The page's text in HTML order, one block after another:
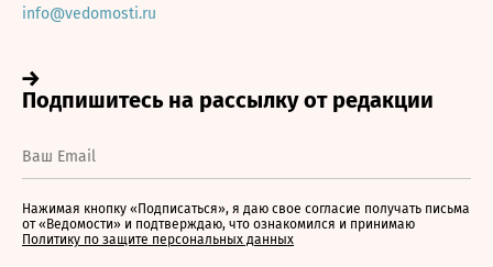
info@vedomosti.ru
Нажимая кнопку «Подписаться», я даю свое согласие получать письма
от «Ведомости» и подтверждаю, что ознакомился и принимаю
Политику по защите персональных данных